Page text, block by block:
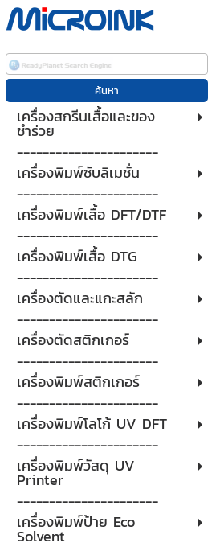
เครื่องสกรีนเสื้อและของ
ชำร่วย
----------------------
เครื่องพิมพ์ซับลิเมชั่น
----------------------
เครื่องพิมพ์เสื้อ DFT/DTF
----------------------
เครื่องพิมพ์เสื้อ DTG
----------------------
เครื่องตัดและแกะสลัก
----------------------
เครื่องตัดสติกเกอร์
----------------------
เครื่องพิมพ์สติกเกอร์
----------------------
เครื่องพิมพ์โลโก้ UV DFT
----------------------
เครื่องพิมพ์วัสดุ UV
Printer
----------------------
เครื่องพิมพ์ป้าย Eco
Solvent